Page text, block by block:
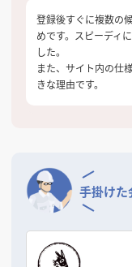
登録後すぐに複数の
めです。スピーディ
した。
また、サイト内の仕
きな理由です。
手掛けた